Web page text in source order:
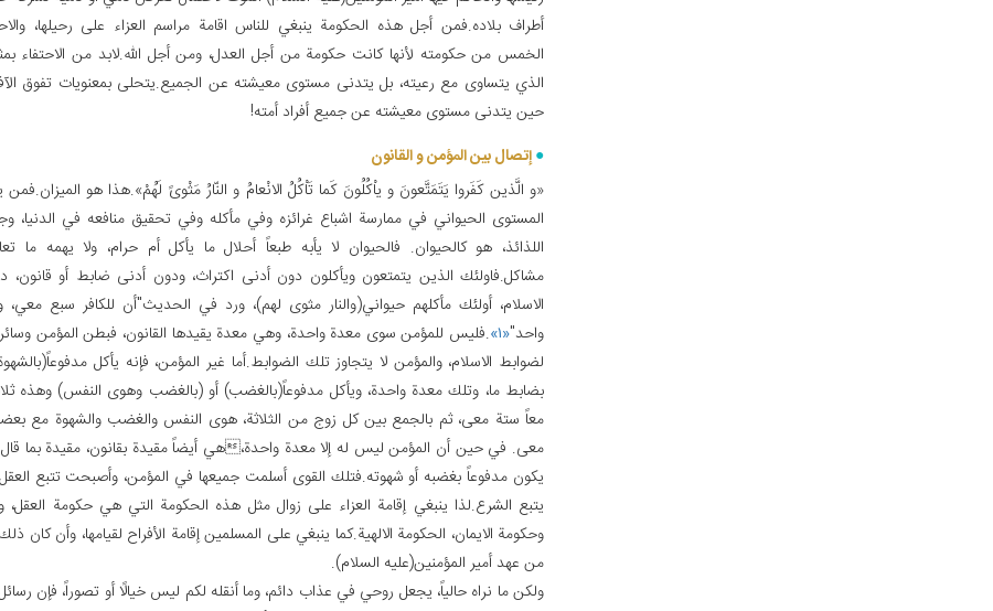
أطراف بلاده.فمن أجل هذه الحكومة ينبغي للناس اقامة مراسم العزاء على رحيلها،
الخمس من حكومته لأنها كانت حكومة من أجل العدل، ومن أجل الله.لابد من الاحتفاء
الذي يتساوى مع رعيته، بل يتدنى مستوى معيشته عن الجميع.يتحلى بمعنويات تفوق
حين يتدنى مستوى معيشته عن جميع أفراد أمته!
إتصال بین المؤمن و القانون
«و الَّذین کَفَروا یَتَمَتَّعونَ و یاْکُلُونَ کَما تَاْکُلُ الانْعامُ و النّارُ مَثْویً لَهُمْ».هذا هو
المستوى الحيواني في ممارسة اشباع غرائزه وفي مأكله وفي تحقيق منافعه في الدنيا،
اللذائذ، هو كالحيوان. فالحيوان لا يأبه طبعاً أحلال ما يأكل أم حرام، ولا يهمه ما
مشاكل.فاولئك الذين يتمتعون ويأكلون دون أدنى اكتراث، ودون أدنى ضابط أو
الاسلام، أولئك مأكلهم حيواني(والنار مثوى لهم)، ورد في الحديث"أن للكافر سبع
واحد"«۱» .فليس للمؤمن سوى معدة واحدة، وهي معدة يقيدها القانون، فبطن المؤمن
لضوابط الاسلام، والمؤمن لا يتجاوز تلك الضوابط.أما غير المؤمن، فإنه يأكل
بضابط ما، وتلك معدة واحدة، ويأكل مدفوعاً(بالغضب) أو (بالغضب وهوى النفس) وهذه
معاً ستة معى، ثم بالجمع بين كل زوج من الثلاثة، هوى النفس والغضب والشهوة مع
معى. في حين أن المؤمن ليس له إلا معدة واحدة،هي أيضاً مقيدة بقانون، مقيدة بما قال
يكون مدفوعاً بغضبه أو شهوته.فتلك القوى أسلمت جميعها في المؤمن، وأصبحت تتبع
يتبع الشرع.لذا ينبغي إقامة العزاء على زوال مثل هذه الحكومة التي هي حكومة العقل،
وحكومة الايمان، الحكومة الالهية.كما ينبغي على المسلمين إقامة الأفراح لقيامها، وأن كان
من عهد أمير المؤمنين(عليه السلام).
ولكن ما نراه حالياً، يجعل روحي في عذاب دائم، وما أنقله لكم ليس خيالًا أو تصوراً، فإن